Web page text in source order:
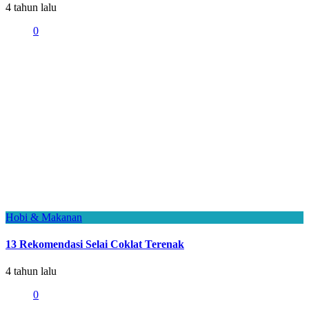
4 tahun lalu
0
Hobi & Makanan
13 Rekomendasi Selai Coklat Terenak
4 tahun lalu
0